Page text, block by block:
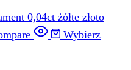
Wybierz